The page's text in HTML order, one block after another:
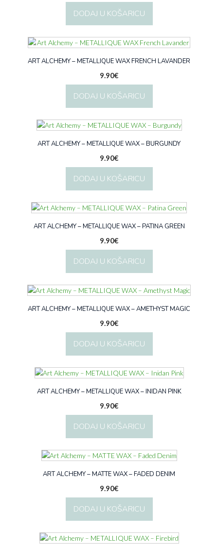
DODAJ U KOŠARICU
ART ALCHEMY – METALLIQUE WAX FRENCH LAVANDER
9.90€
DODAJ U KOŠARICU
ART ALCHEMY – METALLIQUE WAX – BURGUNDY
9.90€
DODAJ U KOŠARICU
ART ALCHEMY – METALLIQUE WAX – PATINA GREEN
9.90€
DODAJ U KOŠARICU
ART ALCHEMY – METALLIQUE WAX – AMETHYST MAGIC
9.90€
DODAJ U KOŠARICU
ART ALCHEMY – METALLIQUE WAX – INIDAN PINK
9.90€
DODAJ U KOŠARICU
ART ALCHEMY – MATTE WAX – FADED DENIM
9.90€
DODAJ U KOŠARICU